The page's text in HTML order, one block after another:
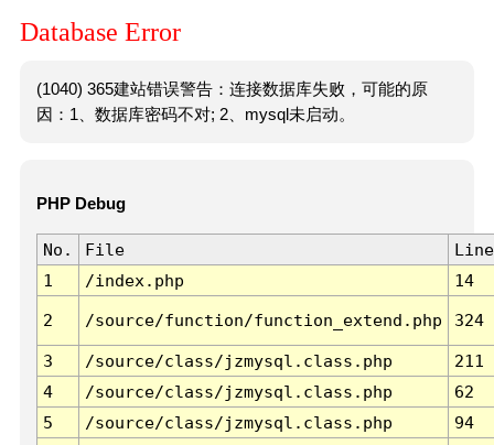
Database Error
(1040) 365建站错误警告：连接数据库失败，可能的原
因：1、数据库密码不对; 2、mysql未启动。
PHP Debug
No. File
Line
1
/index.php 14
2 /source/function/function_extend.php 324
3 /source/class/jzmysql.class.php
211
4
/source/class/jzmysql.class.php
62
5
/source/class/jzmysql.class.php
94